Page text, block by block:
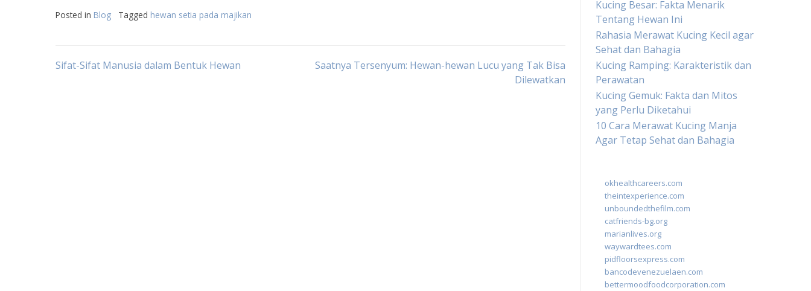
Posted in Blog Tagged hewan setia pada majikan
Post
Sifat-Sifat Manusia dalam Bentuk Hewan
Saatnya Tersenyum: Hewan-hewan Lucu yang Tak Bisa
Dilewatkan
Kucing Besar: Fakta Menarik
Tentang Hewan Ini
Rahasia Merawat Kucing Kecil agar
Sehat dan Bahagia
Kucing Ramping: Karakteristik dan
Perawatan
Kucing Gemuk: Fakta dan Mitos
yang Perlu Diketahui
10 Cara Merawat Kucing Manja
Agar Tetap Sehat dan Bahagia
okhealthcareers.com
theintexperience.com
unboundedthefilm.com
catfriends-bg.org
marianlives.org
waywardtees.com
pidfloorsexpress.com
bancodevenezuelaen.com
bettermoodfoodcorporation.com